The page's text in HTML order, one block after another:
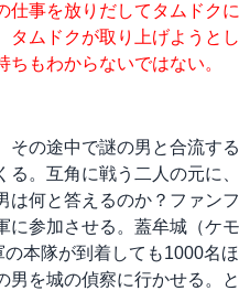
事を放りだしてタムドク
ムドクが取り上げようと
もわからないではない。
の途中で謎の男と合流す
。互角に戦う二人の元に
何と答えるのか？ファン
に参加させる。蓋牟城（ケ
本隊が到着しても1000名
を城の偵察に行かせる。